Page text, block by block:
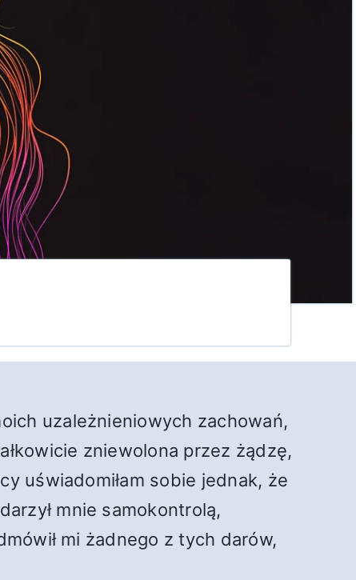
uzależnieniowych zachowań,
zniewolona przez żądzę,
uświadomiłam sobie jednak, że
mnie samokontrolą,
mi żadnego z tych darów,